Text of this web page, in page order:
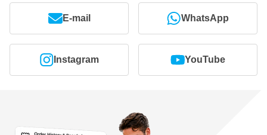
E-mail WhatsApp
Instagram YouTube